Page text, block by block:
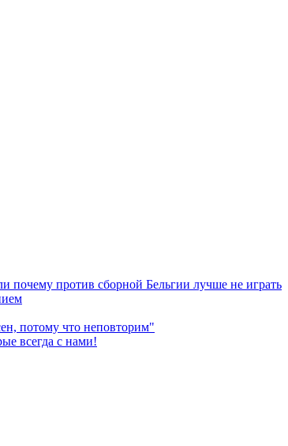
почему против сборной Бельгии лучше не играть
потому что неповторим"
всегда с нами!